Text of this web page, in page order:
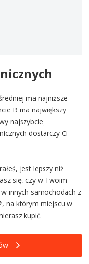
ma najniższe
B ma największy
najszybciej
dostarczy Ci
jest lepszy niż
się, czy w Twoim
innych samochodach z
na którym miejscu w
kupić.